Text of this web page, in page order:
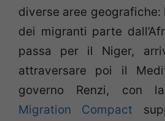
diverse aree
dei migranti parte
passa per il Niger,
attraversare poi il
governo Renzi, con
Migration Compact